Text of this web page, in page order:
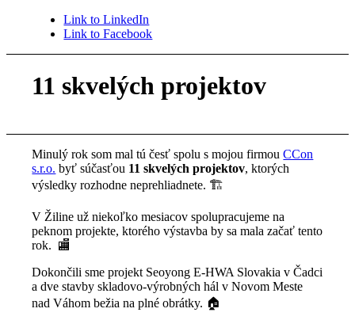
Link to LinkedIn
Link to Facebook
11 skvelých projektov
Minulý rok som mal tú česť spolu s mojou firmouCCon
s.r.o. byť súčasťou 11 skvelých projektov, ktorých
výsledky rozhodne neprehliadnete. 🏗
V Žiline už niekoľko mesiacov spolupracujeme na
peknom projekte, ktorého výstavba by sa mala začať tento
rok. 🏬
Dokončili sme projekt Seoyong E-HWA Slovakia v Čadci
a dve stavby skladovo-výrobných hál v Novom Meste
nad Váhom bežia na plné obrátky. 🏠